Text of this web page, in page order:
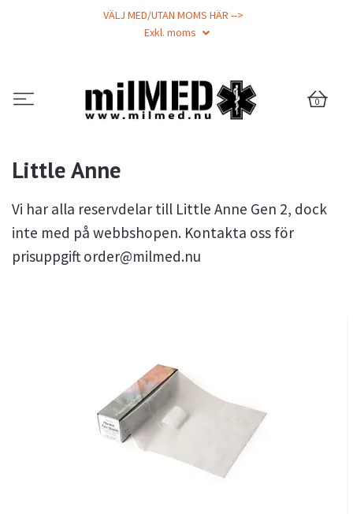
VÄLJ MED/UTAN MOMS HÄR -->
Exkl. moms
0
Little Anne
Vi har alla reservdelar till Little Anne Gen 2, dock
inte med på webbshopen. Kontakta oss för
prisuppgift order@milmed.nu